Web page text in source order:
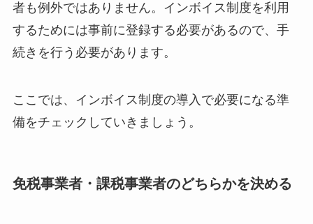
者も例外ではありません。インボイス制度を利用
するためには事前に登録する必要があるので、手
続きを行う必要があります。
ここでは、インボイス制度の導入で必要になる準
備をチェックしていきましょう。
免税事業者・課税事業者のどちらかを決める